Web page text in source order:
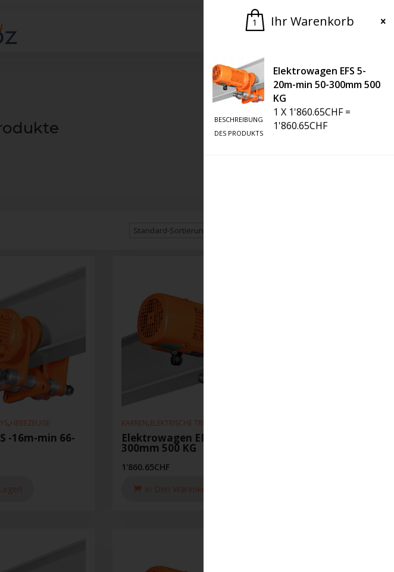
Bitte um ein Angebot
,HEBEZEUGE
-16m-min 66-
KARREN,ELEKTRISCHE TROLLEYS
Elektrowagen EFS 5-20m-min 50-
300mm 500 KG
1'860.65CHF
In Den Warenkorb Legen
1 Ihr Warenkorb
BESCHREIBUNG
DES PRODUKTS
Elektrowagen EFS 5-
20m-min 50-300mm 500
KG
1 X 1'860.65CHF =
1'860.65CHF